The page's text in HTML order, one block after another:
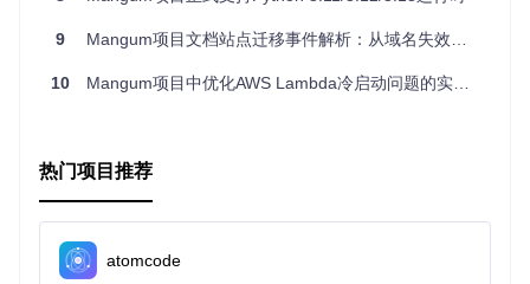
WS Lambda环境中正确响应HTTP请求。
3. 项目的配置文件介绍
如，可以通过设置
环境变量和依赖：虽然不在项目内部，但重要的配置如AWS
9 Mangum项目文档站点迁移事件解析：从域名失效到社区接管
10 Mangum项目中优化AWS Lambda冷启动问题的实践方案
热门项目推荐
atomcode